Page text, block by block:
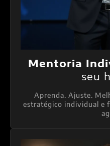
Mentoria
seu
Aprenda. Ajuste.
estratégico individual e